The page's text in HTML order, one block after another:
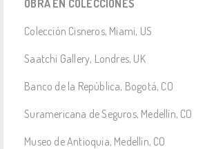
OBRA EN COLECCIONES
Colección Cisneros, Miami, US
Saatchi Gallery, Londres, UK
Banco de la República, Bogotá, CO
Suramericana de Seguros, Medellín, CO
Museo de Antioquia, Medellín, CO